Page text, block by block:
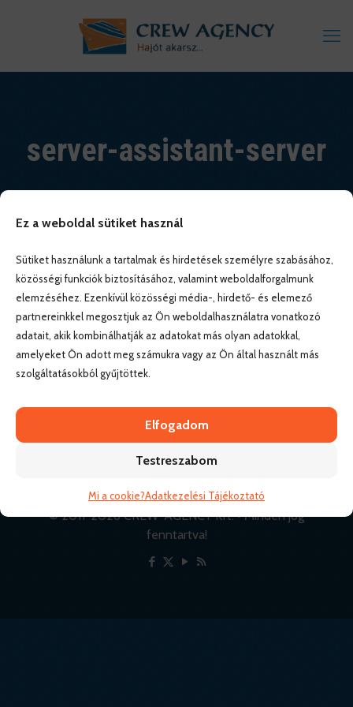
Ez a weboldal sütiket használ
Sütiket használunk a tartalmak és hirdetések személyre szabásához,
közösségi funkciók biztosításához, valamint weboldalforgalmunk
elemzéséhez. Ezenkívül közösségi média-, hirdető- és elemező
partnereinkkel megosztjuk az Ön weboldalhasználatra vonatkozó
adatait, akik kombinálhatják az adatokat más olyan adatokkal,
amelyeket Ön adott meg számukra vagy az Ön által használt más
szolgáltatásokból gyűjtöttek.
Elfogadom
Testreszabom
Mi a cookie?Adatkezelési Tájékoztató
server-assistant-server
© 2011-2026 CREW-AGENCY Kft. • Minden jog
fenntartva!